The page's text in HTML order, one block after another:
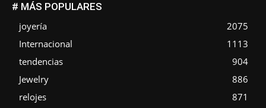
# MÁS POPULARES
joyería
2075
Internacional
1113
tendencias
904
Jewelry
886
relojes
871